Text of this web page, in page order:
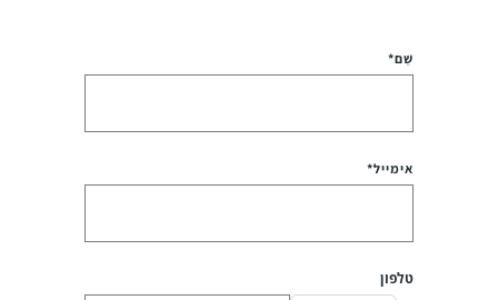
שֵׁם*
אימייל*
טלפון